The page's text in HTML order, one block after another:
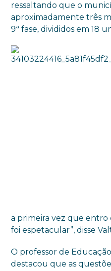
ressaltando que o
aproximadamente três
9ª fase, divididos em 18
a primeira vez que entro
foi espetacular”, disse
O professor de
destacou que as